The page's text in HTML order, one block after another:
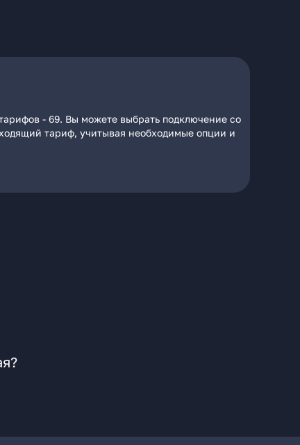
- 69. Вы можете выбрать подключение со
тариф, учитывая необходимые опции и